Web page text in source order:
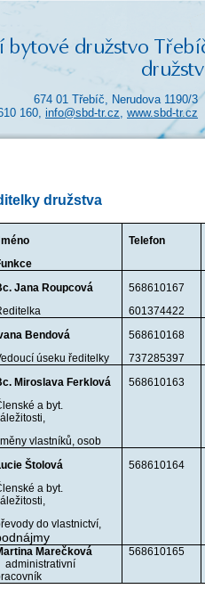
674 01 Třebíč, Nerudova 1190/3
160, info@sbd-tr.cz, www.sbd-tr.cz
družstva
Telefon
Jana Roupcová
568610167
601374422
Bendová
úseku ředitelky
568610168
737285397
Miroslava Ferklová
a byt.
vlastníků, osob
568610163
Štolová
a byt.
do vlastnictví,
568610164
Marečková
administrativní
568610165